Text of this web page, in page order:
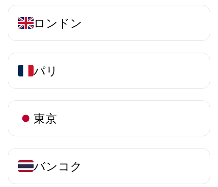
ロンドン
パリ
東京
バンコク